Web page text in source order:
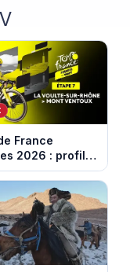
France
2026 : profil
de la 7e
entre La Voulte-
et le Mont